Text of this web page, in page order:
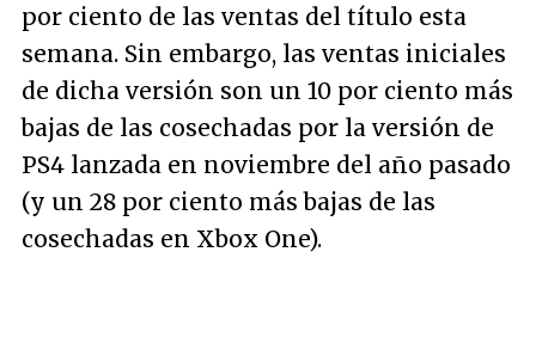
por ciento de las ventas del título esta
semana. Sin embargo, las ventas iniciales
de dicha versión son un 10 por ciento más
bajas de las cosechadas por la versión de
PS4 lanzada en noviembre del año pasado
(y un 28 por ciento más bajas de las
cosechadas en Xbox One).